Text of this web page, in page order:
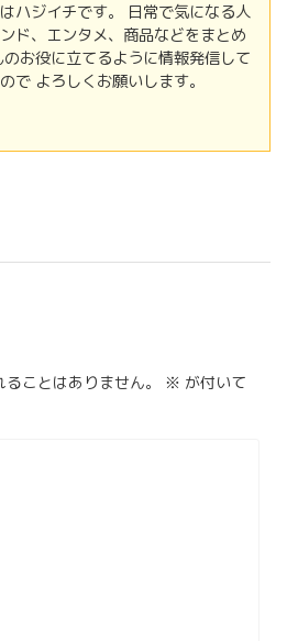
ハジイチです。 日常で気になる人
ド、エンタメ、商品などをまとめ
のお役に立てるように情報発信して
で よろしくお願いします。
ことはありません。 ※ が付いて